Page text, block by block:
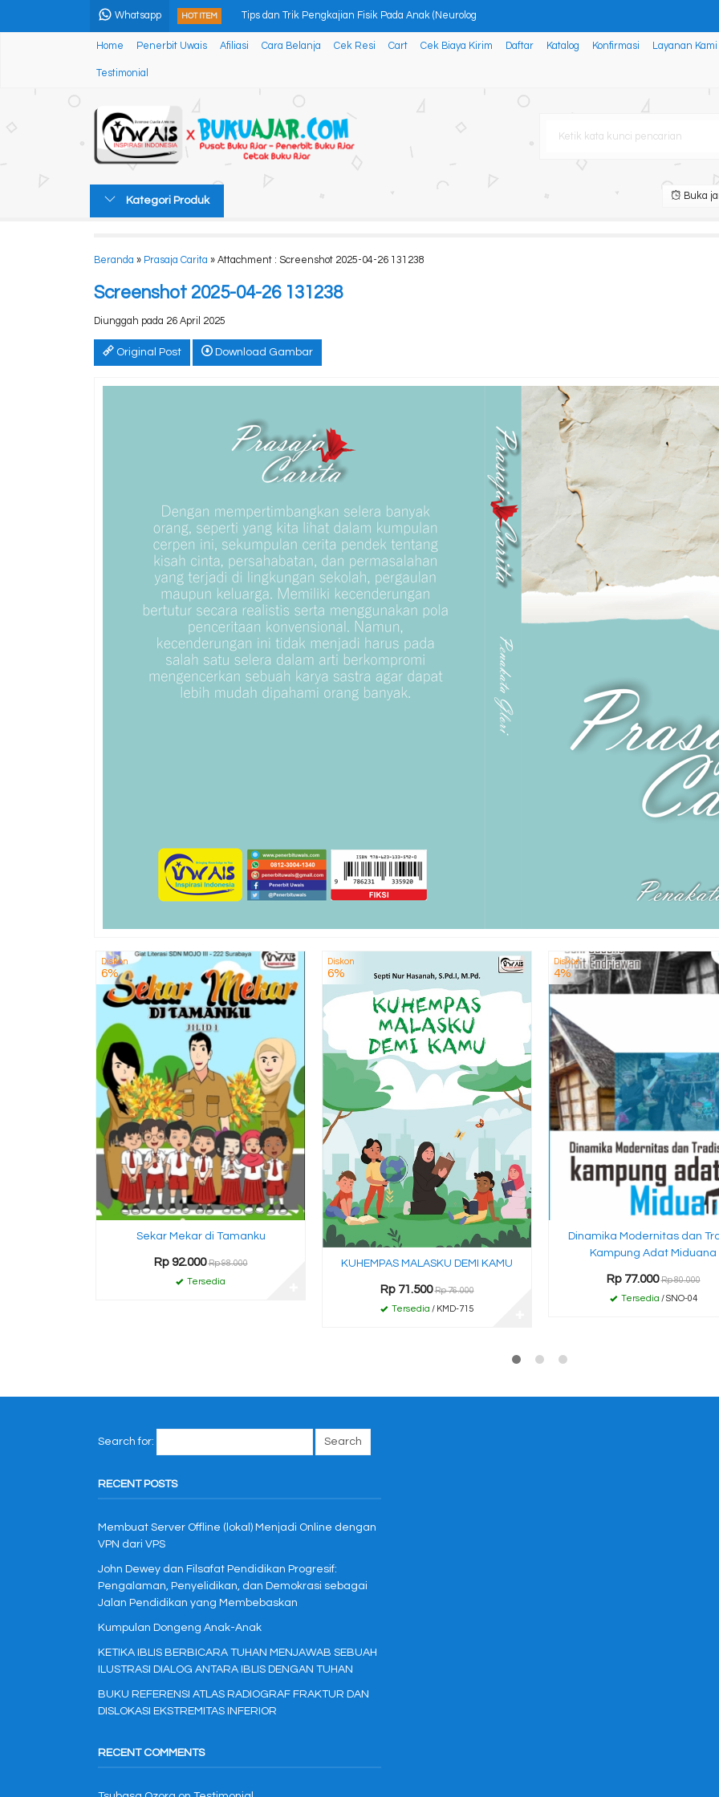
Whatsapp HOT ITEM Tips dan Trik Pengkajian Fisik Pada Anak (Neurolog
PEMBERDAYAAN MASYARAKAT DESA SEKITAR KAWASAN HUTAN
Ilmu Perundang-Undangan Aspek dan Teori Dari Persp
Nyala Tak Padam
Home Penerbit Uwais Afiliasi Cara Belanja Cek Resi Cart Cek Biaya Kirim Daftar Katalog Konfirmasi Layanan Kami
Testimonial
Kategori Produk Buka
Beranda » Prasaja Carita » Attachment : Screenshot 2025-04-26 131238
Screenshot 2025-04-26 131238
Diunggah pada 26 April 2025
Original Post Download Gambar
Diskon
6%
Sekar Mekar di Tamanku
Rp 92.000 Rp 98.000
Tersedia
Diskon
6%
KUHEMPAS MALASKU DEMI KAMU
Rp 71.500 Rp 76.000
Tersedia / KMD-715
Diskon
4%
Dinamika Modernitas dan
Kampung Adat Miduana
Rp 77.000 Rp 80.000
Tersedia / SNO-04
Search for:
RECENT POSTS
Membuat Server Offline (lokal) Menjadi Online dengan
VPN dari VPS
John Dewey dan Filsafat Pendidikan Progresif:
Pengalaman, Penyelidikan, dan Demokrasi sebagai
Jalan Pendidikan yang Membebaskan
Kumpulan Dongeng Anak-Anak
KETIKA IBLIS BERBICARA TUHAN MENJAWAB SEBUAH
ILUSTRASI DIALOG ANTARA IBLIS DENGAN TUHAN
BUKU REFERENSI ATLAS RADIOGRAF FRAKTUR DAN
DISLOKASI EKSTREMITAS INFERIOR
RECENT COMMENTS